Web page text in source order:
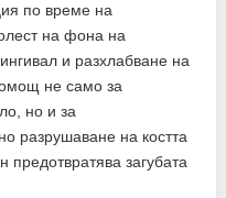
по време на
на фона на
и разхлабване на
не само за
но и за
разрушаване на костта
предотвратява загубата